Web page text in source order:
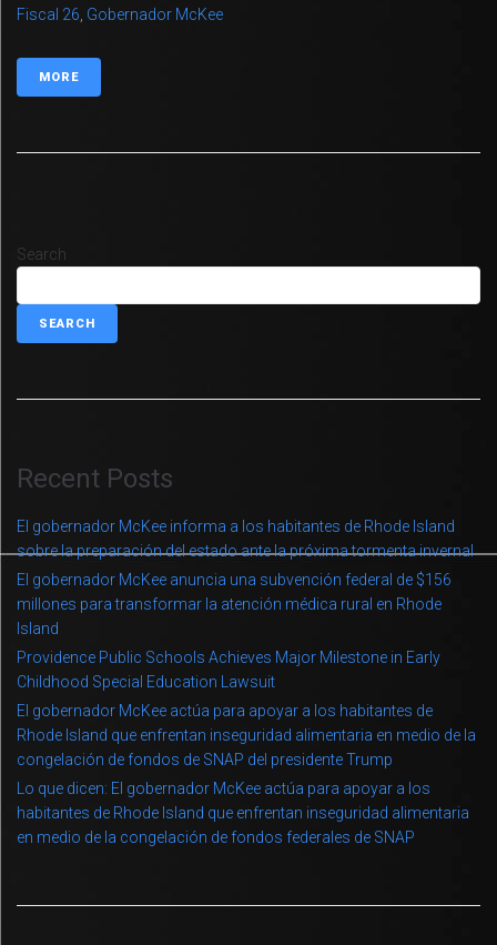
Fiscal 26 Gobernador McKee
MORE
Search
SEARCH
Recent Posts
El gobernador McKee informa a los habitantes de Rhode Island
sobre la preparación del estado ante la próxima tormenta invernal
El gobernador McKee anuncia una subvención federal de $156
millones para transformar la atención médica rural en Rhode
Island
Providence Public Schools Achieves Major Milestone in Early
Childhood Special Education Lawsuit
El gobernador McKee actúa para apoyar a los habitantes de
Rhode Island que enfrentan inseguridad alimentaria en medio de la
congelación de fondos de SNAP del presidente Trump
Lo que dicen: El gobernador McKee actúa para apoyar a los
habitantes de Rhode Island que enfrentan inseguridad alimentaria
en medio de la congelación de fondos federales de SNAP